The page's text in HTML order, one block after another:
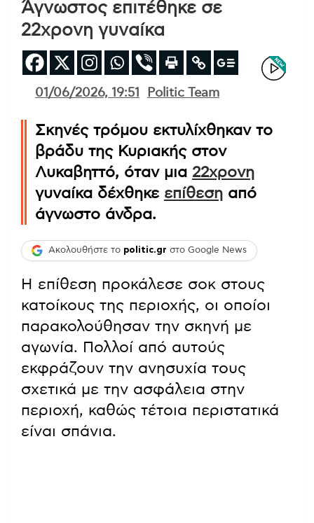
Άγνωστος επιτέθηκε σε
22χρονη γυναίκα
01/06/2026, 19:51 Politic Team
Σκηνές τρόμου εκτυλίχθηκαν το
βράδυ της Κυριακής στον
Λυκαβηττό, όταν μια 22χρονη
γυναίκα δέχθηκε επίθεση από
άγνωστο άνδρα.
Ακολουθήστε το politic.gr στο Google News
Η επίθεση προκάλεσε σοκ στους
κατοίκους της περιοχής, οι οποίοι
παρακολούθησαν την σκηνή με
αγωνία. Πολλοί από αυτούς
εκφράζουν την ανησυχία τους
σχετικά με την ασφάλεια στην
περιοχή, καθώς τέτοια περιστατικά
είναι σπάνια.